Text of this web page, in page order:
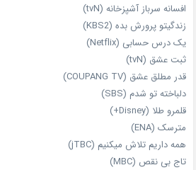
افسانه سرباز آشپزخانه (tvN)
زندگیتو پرورش بده (KBS2)
یک درس حسابی (Netflix)
ثبت عشق (tvN)
قدر مطلق عشق (COUPANG TV)
دلباخته تو شدم (SBS)
قلمرو طلا (Disney+)
مترسک (ENA)
همه داریم تلاش میکنیم (jTBC)
تاج بی‌ نقص (MBC)